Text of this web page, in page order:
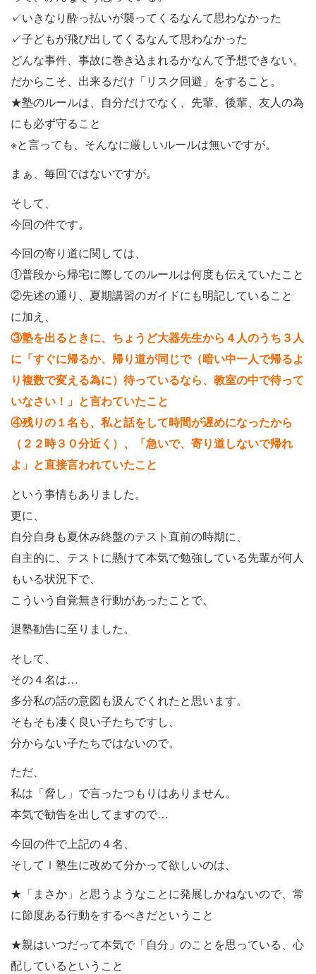
✓いきなり酔っ払いが襲ってくるなんて思わなかった
✓子どもが飛び出してくるなんて思わなかった
どんな事件、事故に巻き込まれるかなんて予想できない。
だからこそ、出来るだけ「リスク回避」をすること。
★塾のルールは、自分だけでなく、先輩、後輩、友人の為
にも必ず守ること
※と言っても、そんなに厳しいルールは無いですが。
まぁ、毎回ではないですが。
そして、
今回の件です。
今回の寄り道に関しては、
①普段から帰宅に際してのルールは何度も伝えていたこと
②先述の通り、夏期講習のガイドにも明記していること
に加え、
③塾を出るときに、ちょうど大器先生から４人のうち３人
に「すぐに帰るか、帰り道が同じで（暗い中一人で帰るよ
り複数で変える為に）待っているなら、教室の中で待って
いなさい！」と言わていたこと
④残りの１名も、私と話をして時間が遅めになったから
（２２時３０分近く）、「急いで、寄り道しないで帰れ
よ」と直接言われていたこと
という事情もありました。
更に、
自分自身も夏休み終盤のテスト直前の時期に、
自主的に、テストに懸けて本気で勉強している先輩が何人
もいる状況下で、
こういう自覚無き行動があったことで、
退塾勧告に至りました。
そして、
その４名は…
多分私の話の意図も汲んでくれたと思います。
そもそも凄く良い子たちですし、
分からない子たちではないので。
ただ、
私は「脅し」で言ったつもりはありません。
本気で勧告を出してますので…
今回の件で上記の４名、
そしてｌ塾生に改めて分かって欲しいのは、
★「まさか」と思うようなことに発展しかねないので、常
に節度ある行動をするべきだということ
★親はいつだって本気で「自分」のことを思っている、心
配しているということ